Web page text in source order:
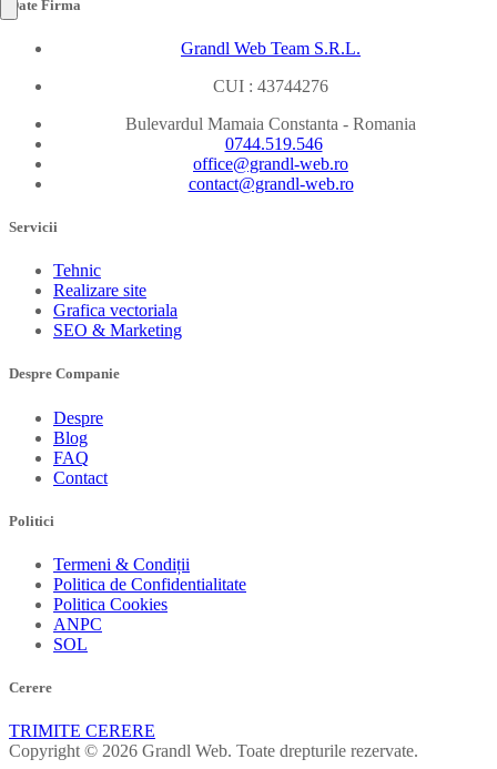
Date Firma
Grandl Web Team S.R.L.
CUI : 43744276
Bulevardul Mamaia Constanta - Romania
0744.519.546
office@grandl-web.ro
contact@grandl-web.ro
Servicii
Tehnic
Realizare site
Grafica vectoriala
SEO & Marketing
Despre Companie
Despre
Blog
FAQ
Contact
Politici
Termeni & Condiții
Politica de Confidentialitate
Politica Cookies
ANPC
SOL
Cerere
TRIMITE CERERE
Copyright © 2026 Grandl Web. Toate drepturile rezervate.